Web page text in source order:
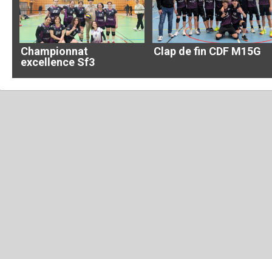
Championnat
excellence Sf3
Clap de fin CDF M15G